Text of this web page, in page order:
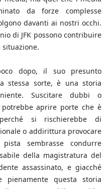
da forze complesse
davanti ai nostri occhi.
di JFK possono contribuire
dopo, il suo presunto
stessa sorte, è una storia
Suscitare dubbi o
aprire porte che è
si rischierebbe di
o addirittura provocare
sembrasse condurre
della magistratura del
assassinato, e giacché
pienamente questa storia